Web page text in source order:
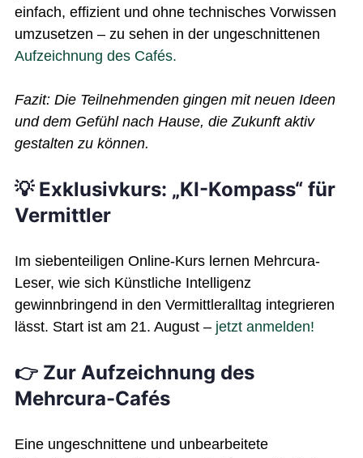
einfach, effizient und ohne technisches Vorwissen
umzusetzen – zu sehen in der ungeschnittenen
Aufzeichnung des Cafés.
Fazit: Die Teilnehmenden gingen mit neuen Ideen
und dem Gefühl nach Hause, die Zukunft aktiv
gestalten zu können.
💡 Exklusivkurs: „KI-Kompass“ für
Vermittler
Im siebenteiligen Online-Kurs lernen Mehrcura-
Leser, wie sich Künstliche Intelligenz
gewinnbringend in den Vermittleralltag integrieren
lässt. Start ist am 21. August – jetzt anmelden!
👉 Zur Aufzeichnung des
Mehrcura-Cafés
Eine ungeschnittene und unbearbeitete